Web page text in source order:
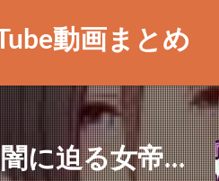
動画まとめ
に迫る女帝…